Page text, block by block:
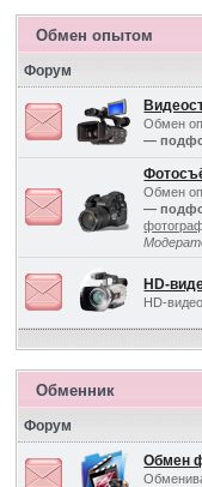
Обмен опытом
Форум
Обмен
—
Обмен
—
HD-
HD-
Обменник
Форум
Обмен